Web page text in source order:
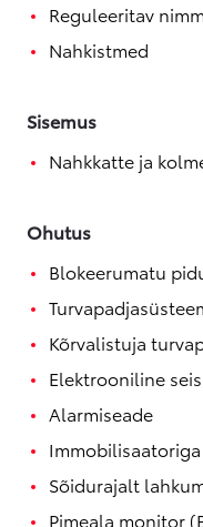
Reguleeritav
Nahkistmed
Sisemus
Nahkkatte ja
Ohutus
Blokeerumatu
Kõrvalistuja
Elektrooniline
Alarmiseade
Sõidurajalt
Pimeala monitor